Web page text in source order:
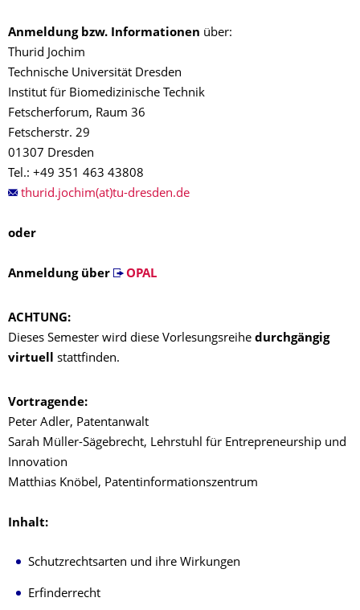
Anmeldung bzw. Informationen über:
Thurid Jochim
Technische Universität Dresden
Institut für Biomedizinische Technik
Fetscherforum, Raum 36
Fetscherstr. 29
01307 Dresden
Tel.: +49 351 463 43808
thurid.jochim(at)tu-dresden.de
oder
Anmeldung über OPAL
ACHTUNG:
Dieses Semester wird diese Vorlesungsreihe durchgängig
virtuell stattfinden.
Vortragende:
Peter Adler, Patentanwalt
Sarah Müller-Sägebrecht, Lehrstuhl für Entrepreneurship und
Innovation
Matthias Knöbel, Patentinformationszentrum
Inhalt:
Schutzrechtsarten und ihre Wirkungen
Erfinderrecht